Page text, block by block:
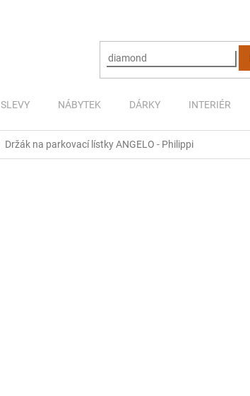
SLEVY NÁBYTEK DÁRKY INTERIÉR
Držák na parkovací lístky ANGELO - Philippi